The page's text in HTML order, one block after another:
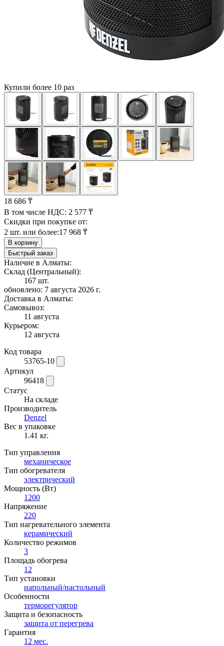
Купили более 10 раз
18 686 ₸
В том числе НДС: 2 577 ₸
Скидки при покупке от:
2 шт. или более:17 968 ₸
В корзину
Быстрый заказ
Наличие в Алматы:
Склад (Центральный):
167 шт.
обновлено: 7 августа 2026 г.
Доставка в Алматы:
Самовывоз:
11 августа
Курьером:
12 августа
Код товара
53765-10
Артикул
96418
Статус
На складе
Производитель
Denzel
Вес в упаковке
1.41 кг.
Тип управления
механическое
Тип обогревателя
электрический
Мощность (Вт)
1200
Напряжение
220
Тип нагревательного элемента
керамический
Количество режимов
3
Площадь обогрева
12
Тип установки
напольный/настольный
Особенности
терморегулятор
Защита и безопасность
защита от перегрева
Гарантия
12 мес.